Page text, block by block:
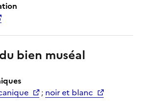
bien muséal
; noir et blanc